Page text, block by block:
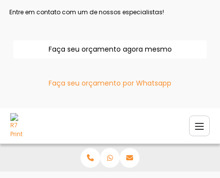
Entre em contato com um de nossos especialistas!
Faça seu orçamento agora mesmo
Faça seu orçamento por Whatsapp